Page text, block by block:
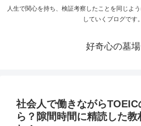
人生で関心を持ち、検証考察したことを同じよ
していくブログです。
好奇心の墓場
社会人で働きながら
ら？隙間時間に精読した教